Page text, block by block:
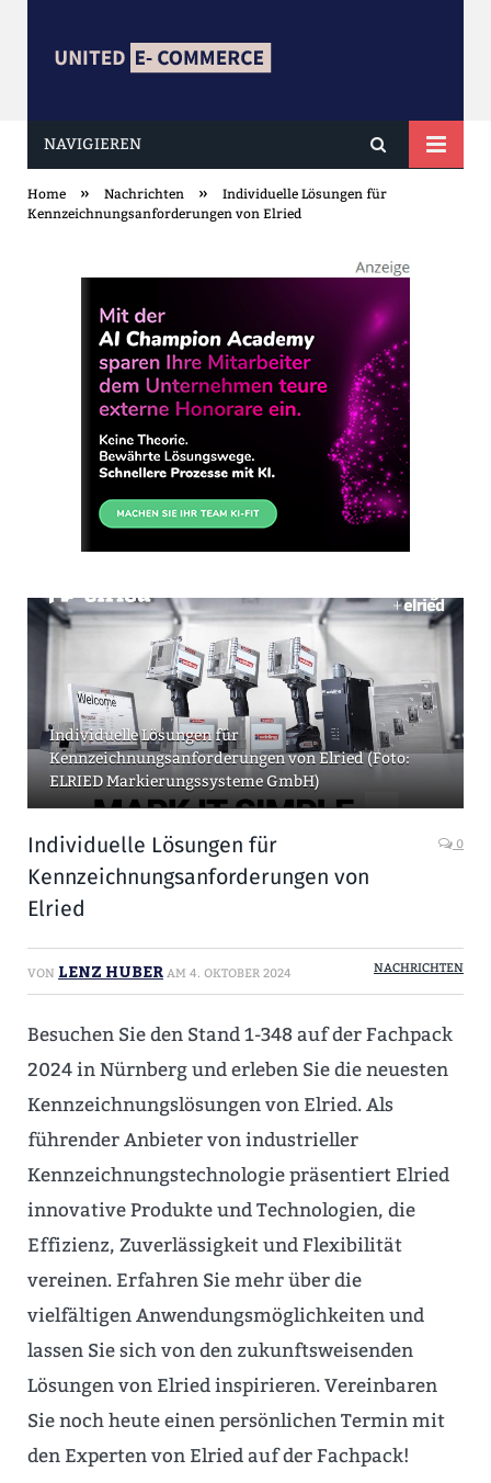
united ECOMMERCE
NAVIGIEREN
Home » Nachrichten »
Individuelle Lösungen für
Kennzeichnungsanforderungen von Elried
Individuelle Lösungen für
Kennzeichnungsanforderungen von Elried (Foto:
ELRIED Markierungssysteme GmbH)
Individuelle Lösungen für
Kennzeichnungsanforderungen von
Elried
0
VON LENZ HUBER AM 4. OKTOBER 2024 NACHRICHTEN
Besuchen Sie den Stand 1-348 auf der Fachpack
2024 in Nürnberg und erleben Sie die neuesten
Kennzeichnungslösungen von Elried. Als
führender Anbieter von industrieller
Kennzeichnungstechnologie präsentiert Elried
innovative Produkte und Technologien, die
Effizienz, Zuverlässigkeit und Flexibilität
vereinen. Erfahren Sie mehr über die
vielfältigen Anwendungsmöglichkeiten und
lassen Sie sich von den zukunftsweisenden
Lösungen von Elried inspirieren. Vereinbaren
Sie noch heute einen persönlichen Termin mit
den Experten von Elried auf der Fachpack!